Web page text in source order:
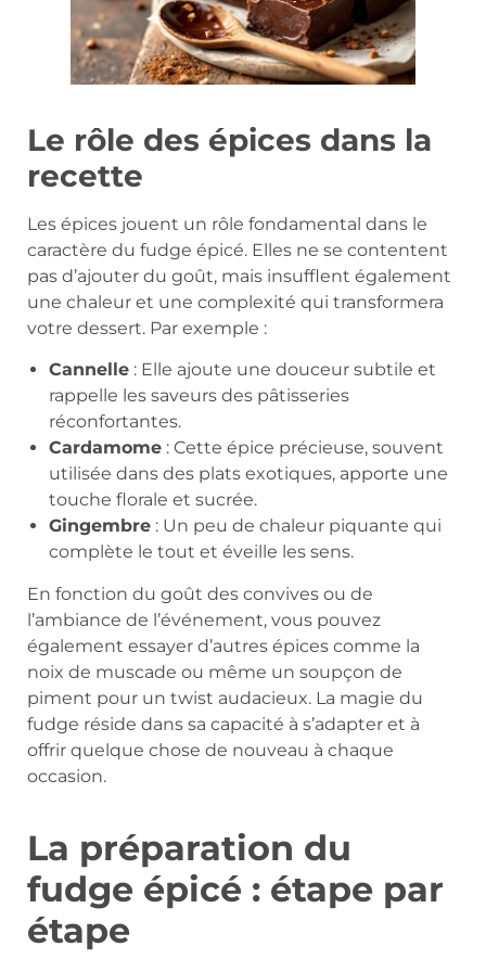
Le rôle des épices dans la
recette
Les épices jouent un rôle fondamental dans le
caractère du fudge épicé. Elles ne se contentent
pas d’ajouter du goût, mais insufflent également
une chaleur et une complexité qui transformera
votre dessert. Par exemple :
Cannelle : Elle ajoute une douceur subtile et
rappelle les saveurs des pâtisseries
réconfortantes.
Cardamome : Cette épice précieuse, souvent
utilisée dans des plats exotiques, apporte une
touche florale et sucrée.
Gingembre : Un peu de chaleur piquante qui
complète le tout et éveille les sens.
En fonction du goût des convives ou de
l’ambiance de l’événement, vous pouvez
également essayer d’autres épices comme la
noix de muscade ou même un soupçon de
piment pour un twist audacieux. La magie du
fudge réside dans sa capacité à s’adapter et à
offrir quelque chose de nouveau à chaque
occasion.
La préparation du
fudge épicé : étape par
étape